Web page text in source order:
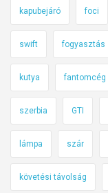
kapubejáró foci
swift fogyasztás
kutya fantomcég
szerbia GTI
lámpa szár
követési távolság